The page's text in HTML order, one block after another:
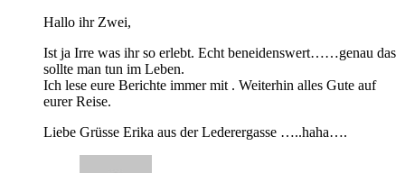
Hallo ihr Zwei,
Ist ja Irre was ihr so erlebt. Echt beneidenswert……genau das
sollte man tun im Leben.
Ich lese eure Berichte immer mit . Weiterhin alles Gute auf
eurer Reise.
Liebe Grüsse Erika aus der Lederergasse …..haha….